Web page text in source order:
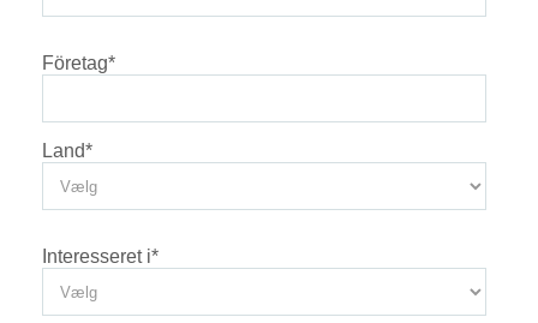
Företag*
Land*
Interesseret i*